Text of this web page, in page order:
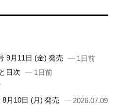
9月11日 (金) 発売 — 1日前
目次 — 1日前
月10日 (月) 発売 — 2026.07.09